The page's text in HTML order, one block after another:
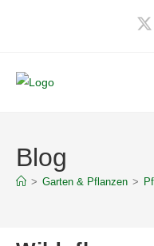
Blog
> Garten & Pflanzen >